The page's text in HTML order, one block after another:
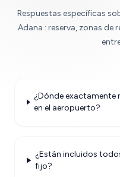
Respuestas específicas
Adana : reserva, zonas de
¿Dónde exactamente
en el aeropuerto?
¿Están incluidos
fijo?